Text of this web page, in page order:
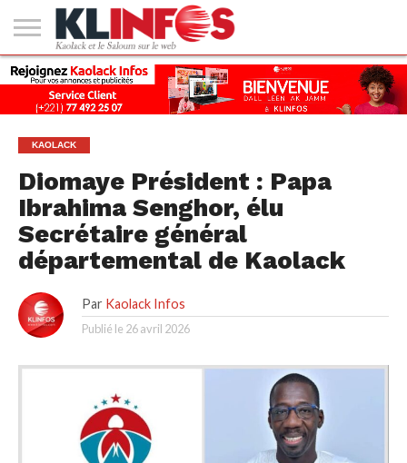
#2
(PAS
DE
TITRE)
KAOLACK
POLITIQUE
ECONOMIE
SOCIÉTÉ
CULTURE
PEOPLE
SPORT
SANTÉ
AFRIQUE
INTERNATIONAL
EMPLOI &
FORMATION
KAOLACK
Diomaye Président : Papa
Ibrahima Senghor, élu
Secrétaire général
départemental de Kaolack
Par Kaolack Infos
Publié le 26 avril 2026